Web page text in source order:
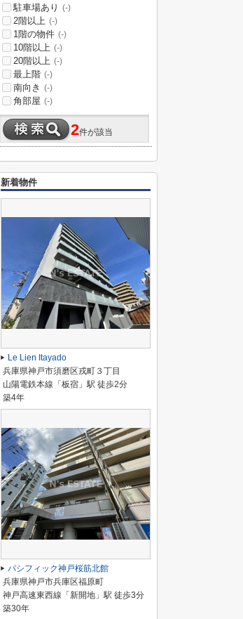
駐車場あり (-)
2階以上 (-)
1階の物件 (-)
10階以上 (-)
20階以上 (-)
最上階 (-)
南向き (-)
角部屋 (-)
2件が該当
新着物件
Le Lien Itayado
兵庫県神戸市須磨区戎町３丁目
山陽電鉄本線「板宿」駅 徒歩2分
築4年
パシフィック神戸桜筋北館
兵庫県神戸市兵庫区福原町
神戸高速東西線「新開地」駅 徒歩3分
築30年